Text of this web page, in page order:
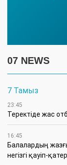
07 NEWS
7 Тамыз
23:45
​Теректіде жас
16:45
Балалардың
негізгі қауіп-